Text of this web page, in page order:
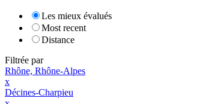
Les mieux évalués
Most recent
Distance
Filtrée par
Rhône, Rhône-Alpes
x
Décines-Charpieu